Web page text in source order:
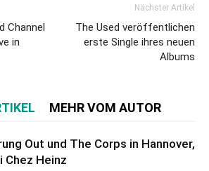
Channel
in
Nächster Artikel
The Used veröffentlichen
erste Single ihres neuen
Albums
MEHR VOM AUTOR
Out und The Corps in Hannover,
Chez Heinz